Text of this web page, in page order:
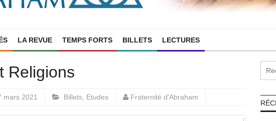
LA REVUE TEMPS FORTS BILLETS LECTURES
Religions
mars 2021 Billets Etudes Fraternité d'Abraham